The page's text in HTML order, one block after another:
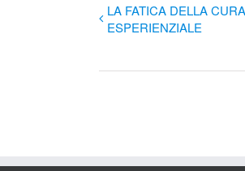
LA FATICA DELLA
ESPERIENZIALE